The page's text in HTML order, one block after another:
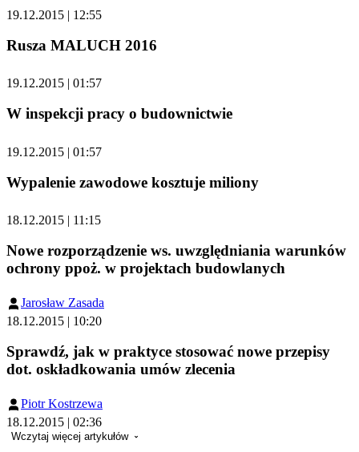
19.12.2015 | 12:55
Rusza MALUCH 2016
19.12.2015 | 01:57
W inspekcji pracy o budownictwie
19.12.2015 | 01:57
Wypalenie zawodowe kosztuje miliony
18.12.2015 | 11:15
Nowe rozporządzenie ws. uwzględniania warunków
ochrony ppoż. w projektach budowlanych
Jarosław Zasada
18.12.2015 | 10:20
Sprawdź, jak w praktyce stosować nowe przepisy
dot. oskładkowania umów zlecenia
Piotr Kostrzewa
18.12.2015 | 02:36
Wczytaj więcej artykułów